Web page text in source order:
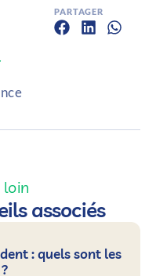
PARTAGER
associés
: quels sont les